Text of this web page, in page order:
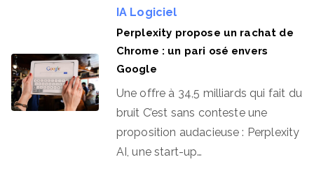
IA Logiciel
Perplexity propose un rachat de
Chrome : un pari osé envers
Google
Une offre à 34,5 milliards qui fait du
bruit C’est sans conteste une
proposition audacieuse : Perplexity
AI, une start-up…